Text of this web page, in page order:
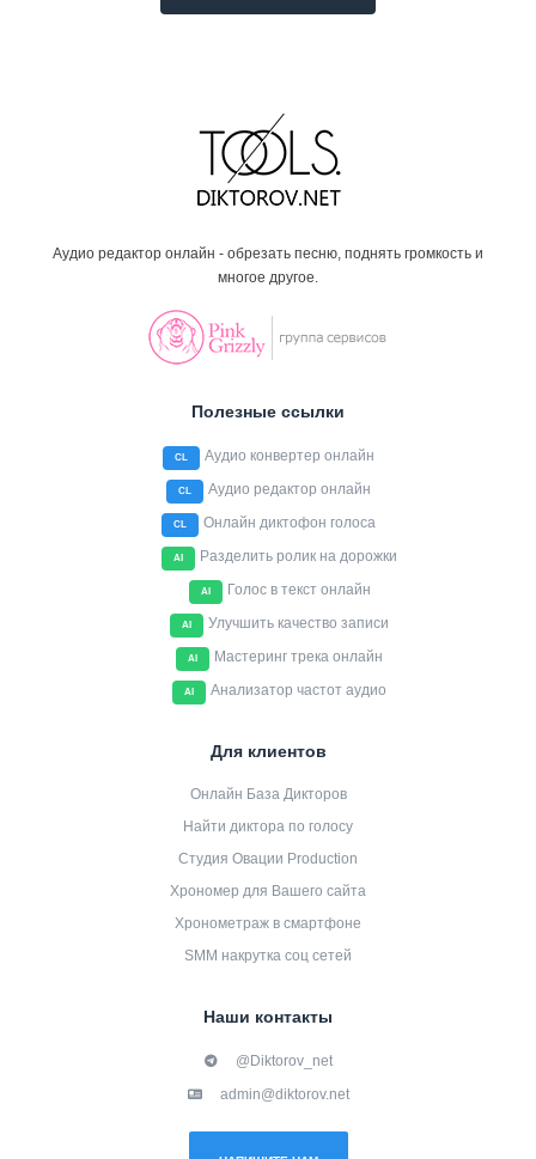
Аудио редактор онлайн - обрезать песню, поднять громкость и
многое другое.
Полезные ссылки
CL Аудио конвертер онлайн
CL Аудио редактор онлайн
CL Онлайн диктофон голоса
AI Разделить ролик на дорожки
AI Голос в текст онлайн
AI Улучшить качество записи
AI Мастеринг трека онлайн
AI Анализатор частот аудио
Для клиентов
Онлайн База Дикторов
Найти диктора по голосу
Студия Овации Production
Хрономер для Вашего сайта
Хронометраж в смартфоне
SMM накрутка соц сетей
Наши контакты
@Diktorov_net
admin@diktorov.net